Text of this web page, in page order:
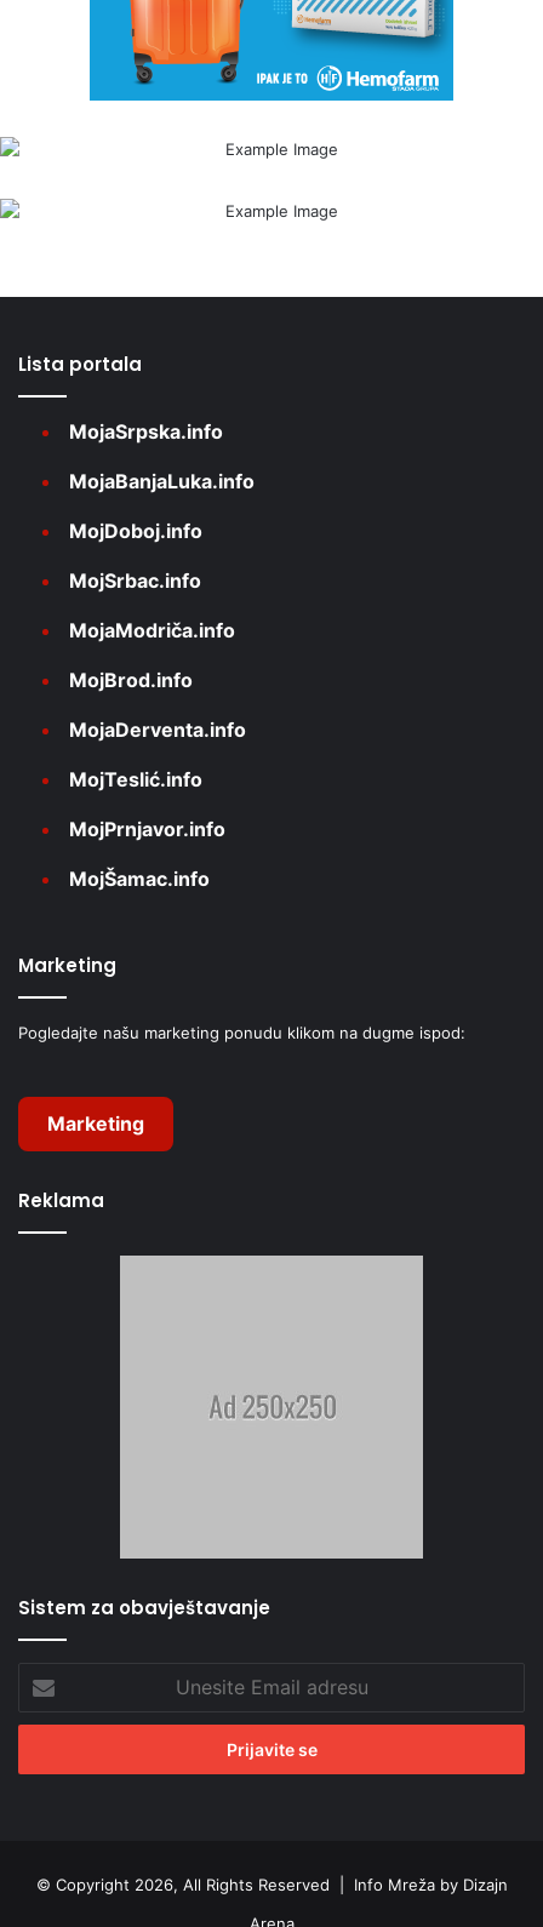
Lista portala
MojaSrpska.info
MojaBanjaLuka.info
MojDoboj.info
MojSrbac.info
MojaModriča.info
MojBrod.info
MojaDerventa.info
MojTeslić.info
MojPrnjavor.info
MojŠamac.info
Marketing
Pogledajte našu marketing ponudu klikom na dugme ispod:
Marketing
Reklama
Sistem za obavještavanje
Email
adresu
© Copyright 2026, All Rights Reserved | Info Mreža by Dizajn